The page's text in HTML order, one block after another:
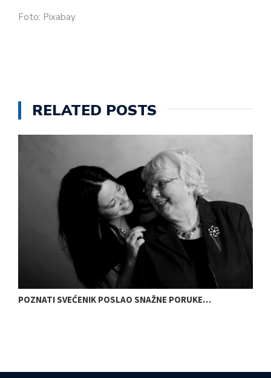
Foto: Pixabay
RELATED POSTS
POZNATI SVEĆENIK POSLAO SNAŽNE PORUKE…